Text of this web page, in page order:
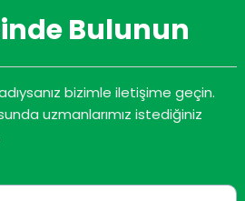
Bulunun
bizimle iletişime geçin.
uzmanlarımız istediğiniz